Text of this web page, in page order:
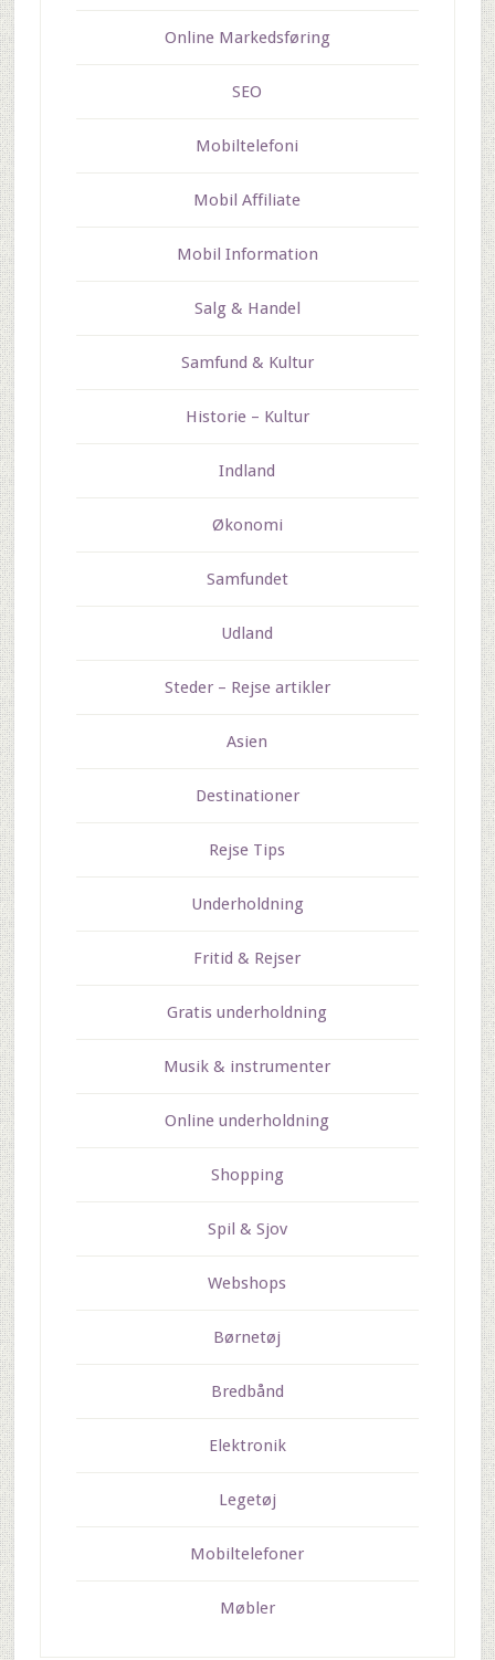
Online Markedsføring
SEO
Mobiltelefoni
Mobil Affiliate
Mobil Information
Salg & Handel
Samfund & Kultur
Historie – Kultur
Indland
Økonomi
Samfundet
Udland
Steder – Rejse artikler
Asien
Destinationer
Rejse Tips
Underholdning
Fritid & Rejser
Gratis underholdning
Musik & instrumenter
Online underholdning
Shopping
Spil & Sjov
Webshops
Børnetøj
Bredbånd
Elektronik
Legetøj
Mobiltelefoner
Møbler